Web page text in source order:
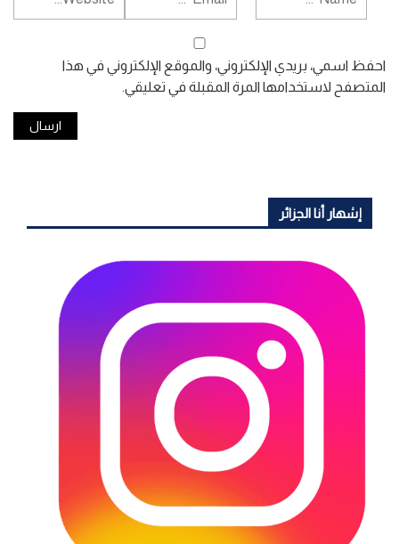
احفظ اسمي، بريدي الإلكتروني، والموقع الإلكتروني في هذا
المتصفح لاستخدامها المرة المقبلة في تعليقي.
إشهار أنا الجزائر